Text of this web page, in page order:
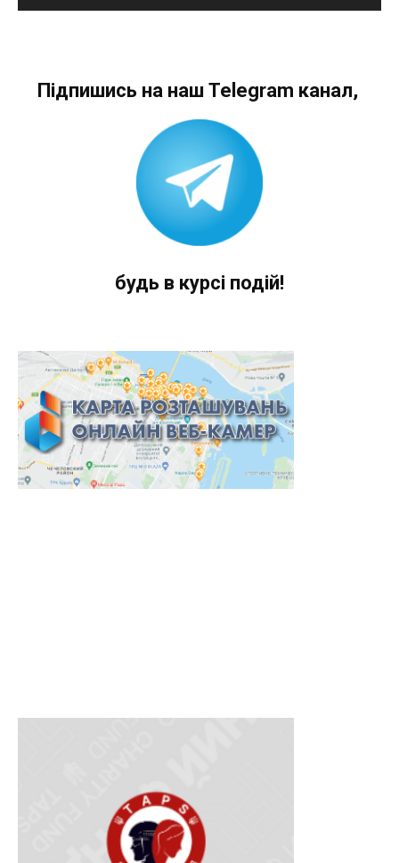
Підпишись на наш Telegram канал,
будь в курсі подій!